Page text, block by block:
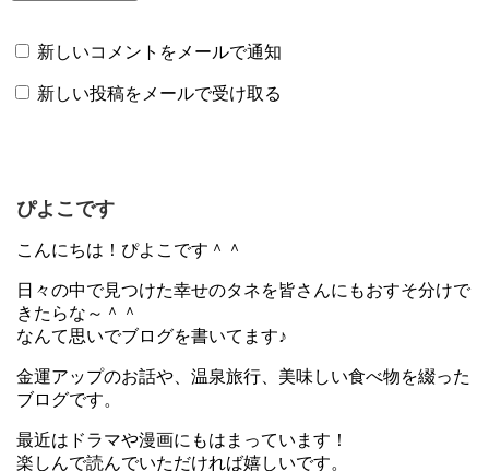
新しいコメントをメールで通知
新しい投稿をメールで受け取る
ぴよこです
こんにちは！ぴよこです＾＾
日々の中で見つけた幸せのタネを皆さんにもおすそ分けで
きたらな～＾＾
なんて思いでブログを書いてます♪
金運アップのお話や、温泉旅行、美味しい食べ物を綴った
ブログです。
最近はドラマや漫画にもはまっています！
楽しんで読んでいただければ嬉しいです。